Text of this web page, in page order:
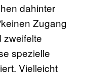
dahinter
Zugang
zweifelte
spezielle
Vielleicht